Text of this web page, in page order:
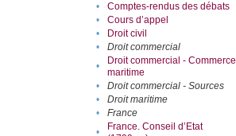
•
Comptes-rendus des débats
•
Cours d’appel
•
Droit civil
•
Droit commercial
•
Droit commercial - Commerce
maritime
• Droit commercial - Sources
•
Droit maritime
•
France
•
France. Conseil d’Etat